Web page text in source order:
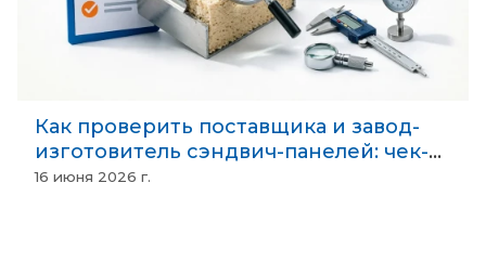
Как проверить поставщика и завод-
изготовитель сэндвич-панелей: чек-
лист безопасности
16 июня 2026 г.